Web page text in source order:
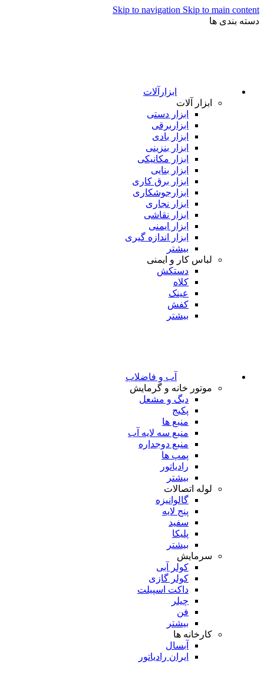
Skip to navigation Skip to main content
دسته بندی ها
ابزارآلات
ابزار آلات
ابزار دستی
ابزاربرقی
ابزار بادی
ابزار بنزینی
ابزار مکانیکی
ابزار بنایی
ابزار برق کاری
ابزارجوشکاری
ابزار نجاری
ابزار نقاشی
ابزار ایمنی
ابزار اندازه گیری
بیشتر
لباس کار و ایمنی
دستکش
کلاه
عینک
کفش
بیشتر
آب و فاضلاب
موتور خانه و گرمایش
دیگ و مشعل
پکیج
منبع ها
منبع سه لایه آب
منبع دوجداره
پمپ ها
رادیاتور
بیشتر
لوله اتصالات
گالوانیزه
پنج لایه
سفید
پلیکا
بیشتر
سرمایش
کولر آبی
کولر گازی
داکت اسپیلت
چیلر
فن
بیشتر
کارخانه ها
آبسال
ایران رادیاتور